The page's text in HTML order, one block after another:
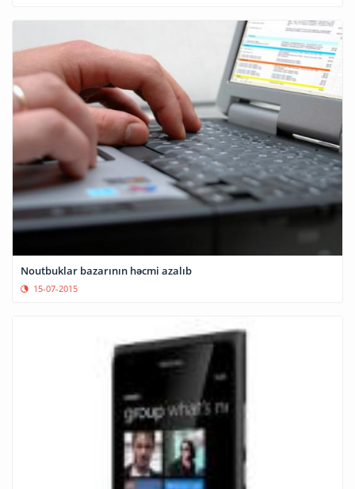
Noutbuklar bazarının həcmi azalıb
15-07-2015